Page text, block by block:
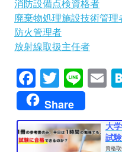
消防設備点検資格者
廃棄物処理施設技術管理
防火管理者
放射線取扱主任者
Facebook
TwitterLine
Share
大
試
資格